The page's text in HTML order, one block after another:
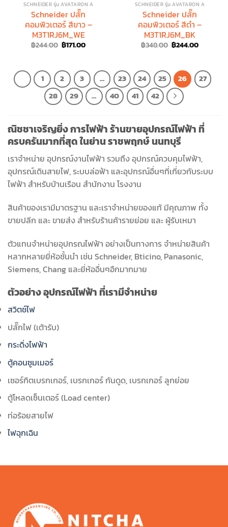
SCHNEIDER รุ่น AVATARON A
Schneider ปลั๊ก
คอมพิวเตอร์ สีขาว –
M3T1RJ6M_WE
฿244.00 Original
price
฿171.00Current
SCHNEIDER รุ่น AVATARON A
Schneider ปลั๊ก
คอมพิวเตอร์ สีดำ –
M3T1RJ6M_BK
฿348.00 Original
price
฿244.00Current
1 2 3 … 23 24 25 26
27
28
29 … 40 41 42
ณิชชาเจริญยิ่ง การไฟฟ้า ร้านขายอุปกรณ์ไฟฟ้า ที่
ครบครันมากที่สุด ในย่าน ราชพฤกษ์ นนทบุรี
เราจำหน่าย อุปกรณ์งานไฟฟ้า รวมถึง อุปกรณ์ควบคุมไฟฟ้า,
อุปกรณ์เดินสายไฟ, ระบบล่อฟ้า และอุปกรณ์อื่นๆที่เกี่ยวกับระบบ
ไฟฟ้า สำหรับบ้านเรือน สำนักงาน โรงงาน
สินค้าของเรามีมาตรฐาน และเราจำหน่ายของแท้ มีคุณภาพ ทั้ง
ขายปลีก และ ขายส่ง สำหรับร้านค้ารายย่อย และ ผู้รับเหมา
ตัวแทนจำหน่ายอุปกรณไฟฟ้า อย่างเป็นทางการ จำหน่ายสินค้า
หลากหลายยี่ห้อชั้นนำ เช่น Schneider, Bticino, Panasonic,
Siemens, Chang และยี่ห้ออื่นๆอืกมากมาย
ตัวอย่าง อุปกรณ์ไฟฟ้า ที่เรามีจำหน่าย
สวิตช์ไฟ
ปลั๊กไฟ (เต้ารับ)
กระดิ่งไฟฟ้า
ตู้คอนซูมเมอร์
เซอร์กิตเบรกเกอร์, เบรกเกอร์ กันดูด, เบรกเกอร์ ลูกย่อย
ตู้โหลดเซ็นเตอร์ (Load center)
ท่อร้อยสายไฟ
ไฟฉุกเฉิน